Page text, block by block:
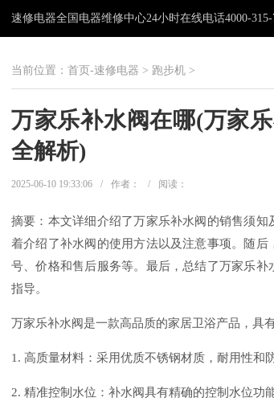
速修电器全国电器维修中心24小时在线电话4000-
当前位置： 首页-速修电器 > 跑步机 >
万家乐补水阀在哪(万家
全解析)
2025-06-10 19:33:06 / 作者： / 阅读：
摘要：本文详细介绍了万家乐补水阀的销售须
着介绍了补水阀的使用方法以及注意事项。随
号、价格和售后服务等。最后，总结了万家乐
指导。
万家乐补水阀是一款高品质的家居卫浴产品，具
1. 高质量材料：采用优质不锈钢材质，耐用性和
2. 精准控制水位：补水阀具有精确的控制水位功